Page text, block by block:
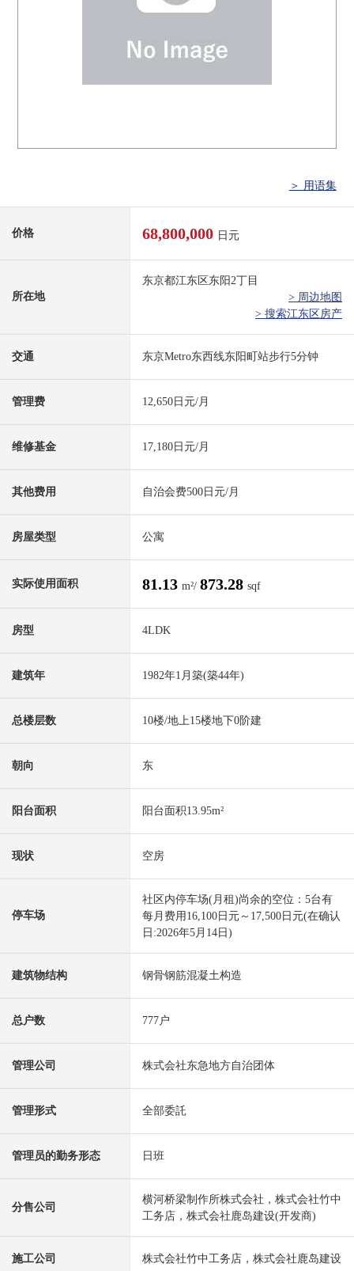
＞ 用语集
价格 68,800,000 日元
所在地
东京都江东区东阳2丁目
> 周边地图
> 搜索江东区房产
交通 东京Metro东西线东阳町站步行5分钟
管理费 12,650日元/月
维修基金 17,180日元/月
其他费用 自治会费500日元/月
房屋类型 公寓
实际使用面积 81.13 m²/ 873.28 sqf
房型 4LDK
建筑年 1982年1月築(築44年)
总楼层数 10楼/地上15楼地下0阶建
朝向 东
阳台面积 阳台面积13.95m²
现状 空房
停车场
社区内停车场(月租)尚余的空位：5台有
每月费用16,100日元～17,500日元(在确认
日:2026年5月14日)
建筑物结构 钢骨钢筋混凝土构造
总户数 777户
管理公司 株式会社东急地方自治团体
管理形式 全部委託
管理员的勤务形态 日班
分售公司
横河桥梁制作所株式会社，株式会社竹中
工务店，株式会社鹿岛建设(开发商)
施工公司 株式会社竹中工务店，株式会社鹿岛建设